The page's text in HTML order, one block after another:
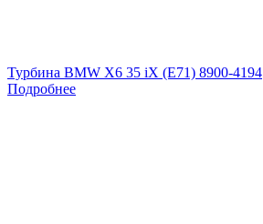
Турбина BMW X6 35 iX (E71) 8900-4194
Подробнее